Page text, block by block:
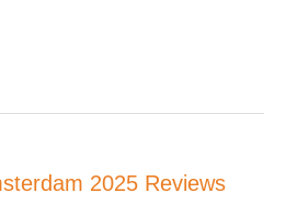
2025 Reviews